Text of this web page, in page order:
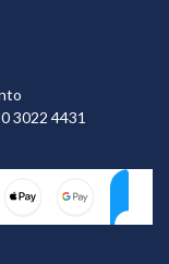
3022 4431